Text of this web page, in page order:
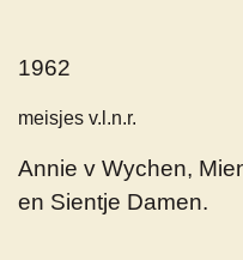
1962
meisjes v.l.n.r.
Annie v Wychen,
en Sientje Damen.